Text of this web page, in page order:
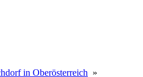
in Oberösterreich »